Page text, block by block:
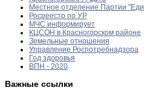
Местное отделение Партии
Росреестр по УР
МЧС информирует
КЦСОН в Красногорском районе
Земельные отношения
Управление Роспотребнадзора
Год здоровья
ВПН - 2020
Важные ссылки